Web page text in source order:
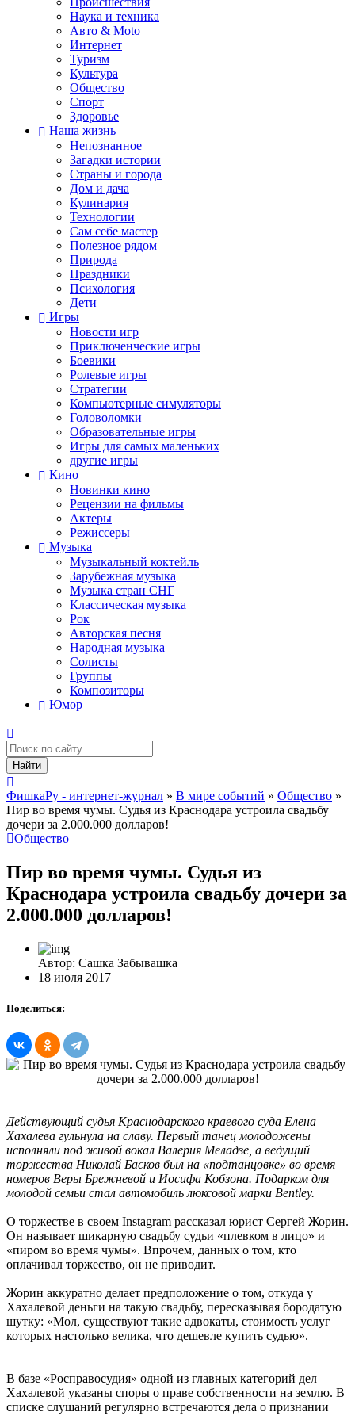
Наука и техника
Авто & Moto
Интернет
Туризм
Культура
Общество
Спорт
Здоровье
Наша жизнь
Непознанное
Загадки истории
Страны и города
Дом и дача
Кулинария
Технологии
Сам себе мастер
Полезное рядом
Природа
Праздники
Психология
Дети
Игры
Новости игр
Приключенческие игры
Боевики
Ролевые игры
Стратегии
Компьютерные симуляторы
Головоломки
Образовательные игры
Игры для самых маленьких
другие игры
Кино
Новинки кино
Рецензии на фильмы
Актеры
Режиссеры
Музыка
Музыкальный коктейль
Зарубежная музыка
Музыка стран СНГ
Классическая музыка
Рок
Авторская песня
Народная музыка
Солисты
Группы
Композиторы
Юмор
Найти
ФишкаРу - интернет-журнал » В мире событий » Общество »
Пир во время чумы. Судья из Краснодара устроила свадьбу
дочери за 2.000.000 долларов!
Общество
Пир во время чумы. Судья из
Краснодара устроила свадьбу дочери за
2.000.000 долларов!
Автор: Сашка Забывашка
18 июля 2017
Поделиться:
Действующий судья Краснодарского краевого суда Елена
Хахалева гульнула на славу. Первый танец молодожены
исполняли под живой вокал Валерия Меладзе, а ведущий
торжества Николай Басков был на «подтанцовке» во время
номеров Веры Брежневой и Иосифа Кобзона. Подарком для
молодой семьи стал автомобиль люксовой марки Bentley.
О торжестве в своем Instagram рассказал юрист Сергей Жорин.
Он называет шикарную свадьбу судьи «плевком в лицо» и
«пиром во время чумы». Впрочем, данных о том, кто
оплачивал торжество, он не приводит.
Жорин аккуратно делает предположение о том, откуда у
Хахалевой деньги на такую свадьбу, пересказывая бородатую
шутку: «Мол, существуют такие адвокаты, стоимость услуг
которых настолько велика, что дешевле купить судью».
В базе «Росправосудия» одной из главных категорий дел
Хахалевой указаны споры о праве собственности на землю. В
списке слушаний регулярно встречаются дела о признании